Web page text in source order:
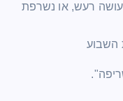
רעש, או נשרפת
השבוע